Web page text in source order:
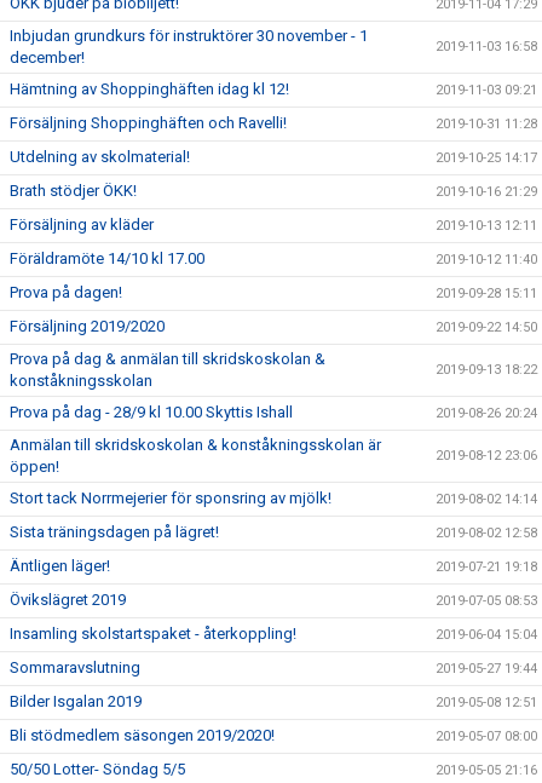
2019-11-04 17:29
Inbjudan grundkurs för instruktörer 30 november - 1
december!
2019-11-03 16:58
Hämtning av Shoppinghäften idag kl 12! 2019-11-03 09:21
Försäljning Shoppinghäften och Ravelli! 2019-10-31 11:28
Utdelning av skolmaterial! 2019-10-25 14:17
Brath stödjer ÖKK! 2019-10-16 21:29
Försäljning av kläder 2019-10-13 12:11
Föräldramöte 14/10 kl 17.00 2019-10-12 11:40
Prova på dagen! 2019-09-28 15:11
Försäljning 2019/2020 2019-09-22 14:50
Prova på dag & anmälan till skridskoskolan &
konståkningsskolan
2019-09-13 18:22
Prova på dag - 28/9 kl 10.00 Skyttis Ishall 2019-08-26 20:24
Anmälan till skridskoskolan & konståkningsskolan är
öppen!
2019-08-12 23:06
Stort tack Norrmejerier för sponsring av mjölk! 2019-08-02 14:14
Sista träningsdagen på lägret! 2019-08-02 12:58
Äntligen läger! 2019-07-21 19:18
Övikslägret 2019 2019-07-05 08:53
Insamling skolstartspaket - återkoppling! 2019-06-04 15:04
Sommaravslutning 2019-05-27 19:44
Bilder Isgalan 2019 2019-05-08 12:51
Bli stödmedlem säsongen 2019/2020! 2019-05-07 08:00
50/50 Lotter- Söndag 5/5 2019-05-05 21:16